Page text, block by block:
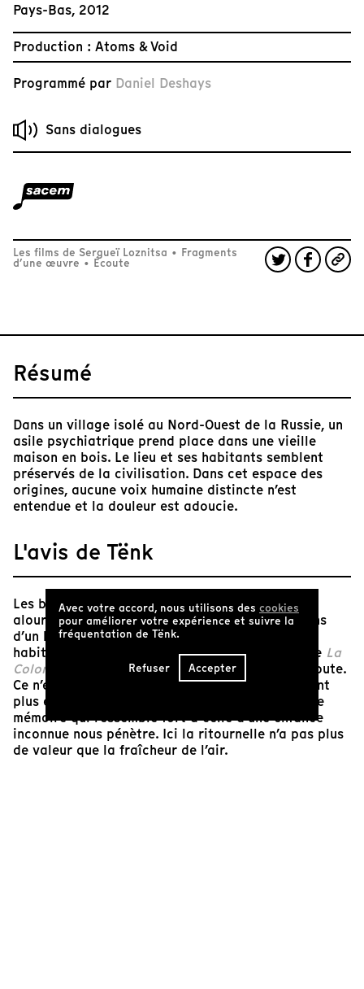
Pays-Bas, 2012
Production : Atoms & Void
Programmé par Daniel Deshays
Sans dialogues
Les films de Sergueï Loznitsa • Fragments
d’une œuvre • Écoute
Résumé
Dans un village isolé au Nord-Ouest de la Russie, un
asile psychiatrique prend place dans une vieille
maison en bois. Le lieu et ses habitants semblent
préservés de la civilisation. Dans cet espace des
origines, aucune voix humaine distincte n’est
entendue et la douleur est adoucie.
L'avis de Tënk
Les brumes estompent l’ordinaire présence qui
alourdit les images. Cédons à la myopie. Les sons
d’un lointain paisible s’égrènent, nous laissant
habiter cette étrangeté rebâtie. Les éléments de La
Colonie
sont transfigurés ici au bénéfice de l’écoute.
Ce n’est pour autant pas le sens qui nous parvient
plus explicite, la sensation d’habiter soudain une
mémoire qui ressemble fort à celle d’une enfance
inconnue nous pénètre. Ici la ritournelle n’a pas plus
de valeur que la fraîcheur de l’air.
Avec votre accord, nous utilisons des cookies
pour améliorer votre expérience et suivre la
fréquentation de Tënk.
Refuser Accepter